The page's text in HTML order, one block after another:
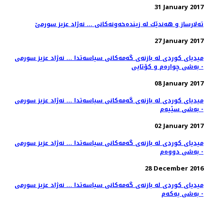
31 January 2017
ته‌لارساز و هه‌ندێك له‌ زینده‌خه‌ونه‌كانی ... نەژاد عزیز سورمێ
27 January 2017
میدیای كوردی له‌ بازنه‌ی گه‌مه‌كانی سیاسه‌تدا ... نه‌ژاد عزیز سورمی
- به‌شی چواره‌م و كۆتایی
08 January 2017
میدیای كوردی له‌ بازنه‌ی گه‌مه‌كانی سیاسه‌تدا ... نه‌ژاد عزیز سورمی
- به‌شی سێیه‌م
02 January 2017
میدیای كوردی له‌ بازنه‌ی گه‌مه‌كانی سیاسه‌تدا ... نه‌ژاد عزیز سورمی
- به‌شی دووه‌م
28 December 2016
میدیای كوردی له‌ بازنه‌ی گه‌مه‌كانی سیاسه‌تدا ... نه‌ژاد عزیز سورمی
- به‌شی یه‌كه‌م